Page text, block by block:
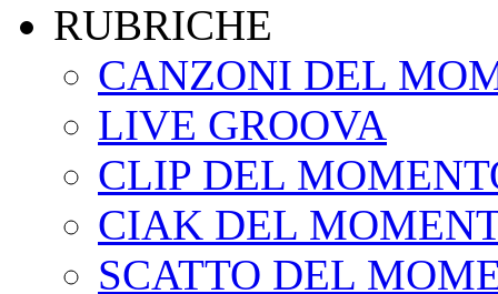
RUBRICHE
CANZONI DEL
LIVE GROOVA
CLIP DEL
CIAK DEL
SCATTO DEL